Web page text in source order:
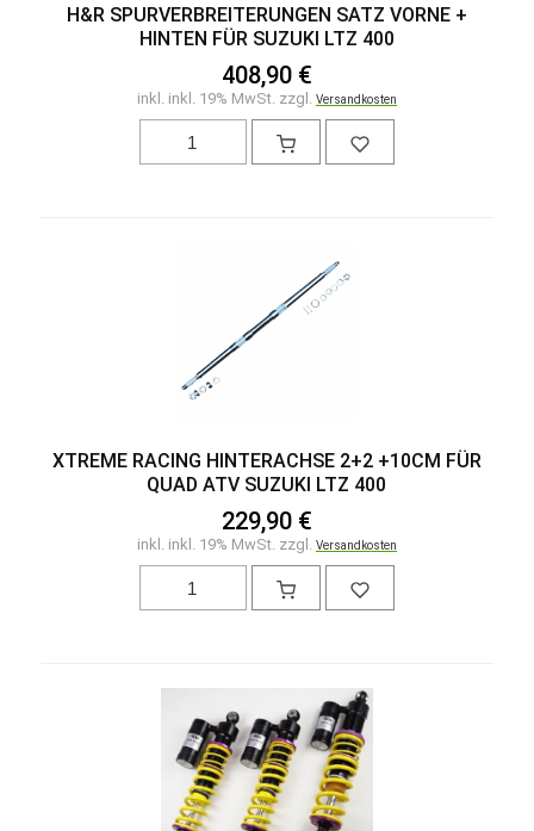
H&R SPURVERBREITERUNGEN SATZ VORNE +
HINTEN FÜR SUZUKI LTZ 400
408,90 €
inkl. inkl. 19% MwSt. zzgl. Versandkosten
XTREME RACING HINTERACHSE 2+2 +10CM FÜR
QUAD ATV SUZUKI LTZ 400
229,90 €
inkl. inkl. 19% MwSt. zzgl. Versandkosten